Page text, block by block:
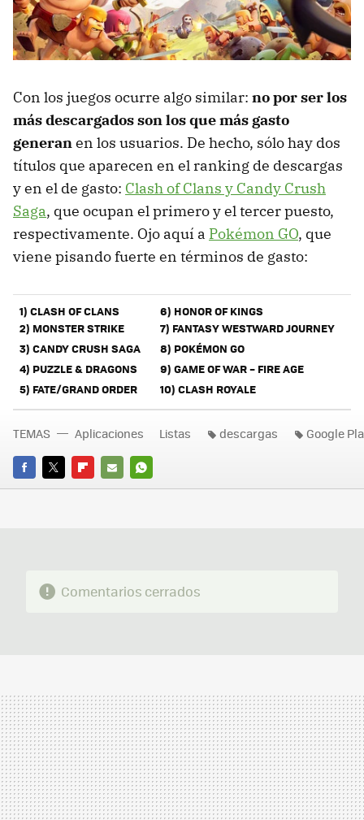
Con los juegos ocurre algo similar: no por ser los
más descargados son los que más gasto
generanen los usuarios. De hecho, sólo hay dos
títulos que aparecen en el ranking de descargas
y en el de gasto: Clash of Clans y Candy Crush
Saga, que ocupan el primero y el tercer puesto,
respectivamente. Ojo aquí a Pokémon GO, que
viene pisando fuerte en términos de gasto:
1) CLASH OF CLANS
2) MONSTER STRIKE
3) CANDY CRUSH SAGA
4) PUZZLE & DRAGONS
5) FATE/GRAND ORDER
6) HONOR OF KINGS
7) FANTASY WESTWARD JOURNEY
8) POKÉMON GO
9) GAME OF WAR – FIRE AGE
10) CLASH ROYALE
FACEBOOK
TWITTERFLIPBOARD
E-
WHATSAPP
TEMAS Aplicaciones Listas descargas Google
Comentarios cerrados